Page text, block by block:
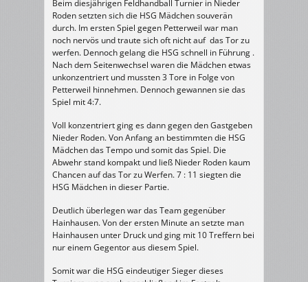
Beim diesjährigen Feldhandball Turnier in Nieder
Roden setzten sich die HSG Mädchen souverän
durch. Im ersten Spiel gegen Petterweil war man
noch nervös und traute sich oft nicht auf das Tor zu
werfen. Dennoch gelang die HSG schnell in Führung .
Nach dem Seitenwechsel waren die Mädchen etwas
unkonzentriert und mussten 3 Tore in Folge von
Petterweil hinnehmen. Dennoch gewannen sie das
Spiel mit 4:7.
Voll konzentriert ging es dann gegen den Gastgeben
Nieder Roden. Von Anfang an bestimmten die HSG
Mädchen das Tempo und somit das Spiel. Die
Abwehr stand kompakt und ließ Nieder Roden kaum
Chancen auf das Tor zu Werfen. 7 : 11 siegten die
HSG Mädchen in dieser Partie.
Deutlich überlegen war das Team gegenüber
Hainhausen. Von der ersten Minute an setzte man
Hainhausen unter Druck und ging mit 10 Treffern bei
nur einem Gegentor aus diesem Spiel.
Somit war die HSG eindeutiger Sieger dieses